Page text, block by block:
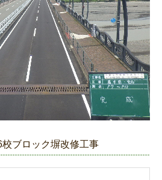
ブロック塀改修工事